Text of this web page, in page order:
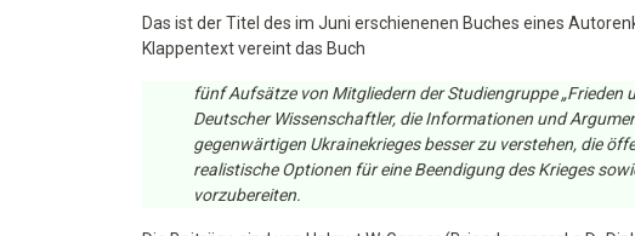
und
Chancen
und
Herausforderungen
für
Das ist der Titel des im Juni erschienenen Buches eines
Klappentext vereint das Buch
fünf Aufsätze von Mitgliedern der Studiengruppe „Frieden
Deutscher Wissenschaftler, die Informationen und
gegenwärtigen Ukrainekrieges besser zu verstehen, die
realistische Optionen für eine Beendigung des Krieges
vorzubereiten.